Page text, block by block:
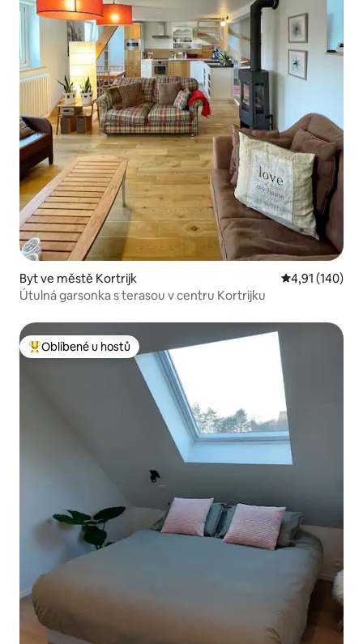
Byt ve městě Kortrijk Průměrné
4,91 (140)
Útulná garsonka s terasou v centru Kortrijku
Nejlepší v kategorii Oblíbené u hostů
Oblíbené u hostů